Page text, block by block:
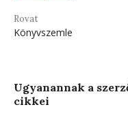
Rovat
Könyvszemle
Ugyanannak a
cikkei